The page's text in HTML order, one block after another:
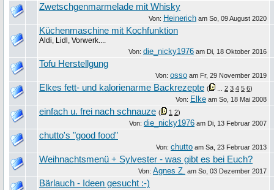
Zwetschgenmarmelade mit Whisky
Von: Heinerich am So, 09 August 2020
Küchenmaschine mit Kochfunktion
Aldi, Lidl, Vorwerk....
Von: die_nicky1976 am Di, 18 Oktober 2016
Tofu Herstellgung
Von: osso am Fr, 29 November 2019
Elkes fett- und kalorienarme Backrezepte ( 2 3 4 5 6)
Von: Elke am So, 18 Mai 2008
einfach u. frei nach schnauze ( 1 2)
Von: die_nicky1976 am Di, 13 Februar 2007
chutto's "good food"
Von: chutto am Sa, 23 Februar 2013
Weihnachtsmenü + Sylvester - was gibt es bei Euch?
Von: Agnes Z. am So, 03 Dezember 2017
Bärlauch - Ideen gesucht :-)